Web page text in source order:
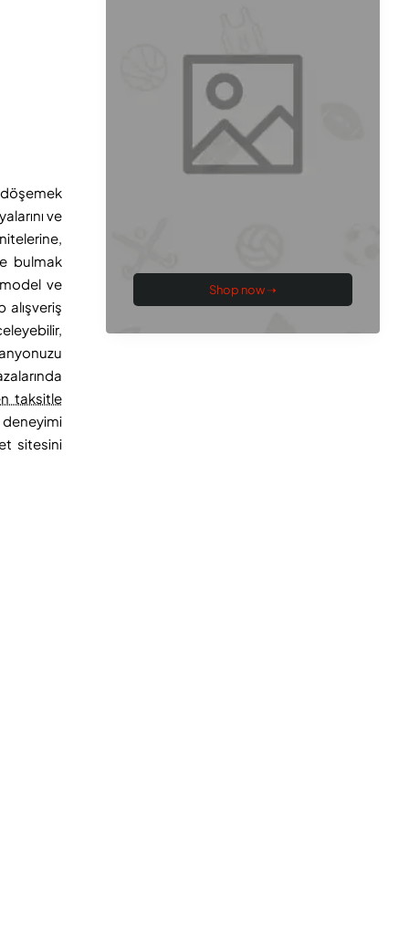
ve
bulmak
ve
alışveriş
taksitle
sitesini
Shop now ➝